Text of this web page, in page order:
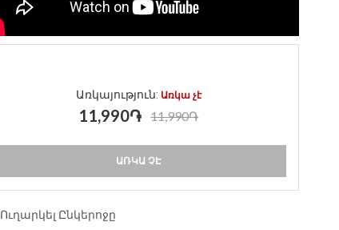
Առկայություն: Առկա չէ
11,990֏ 11,990֏
ԱՌԿԱ ՉԷ
Ուղարկել Ընկերոջը